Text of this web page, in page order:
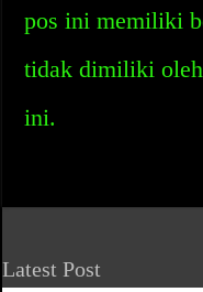
pos ini memiliki
tidak dimiliki
ini.
Latest Post